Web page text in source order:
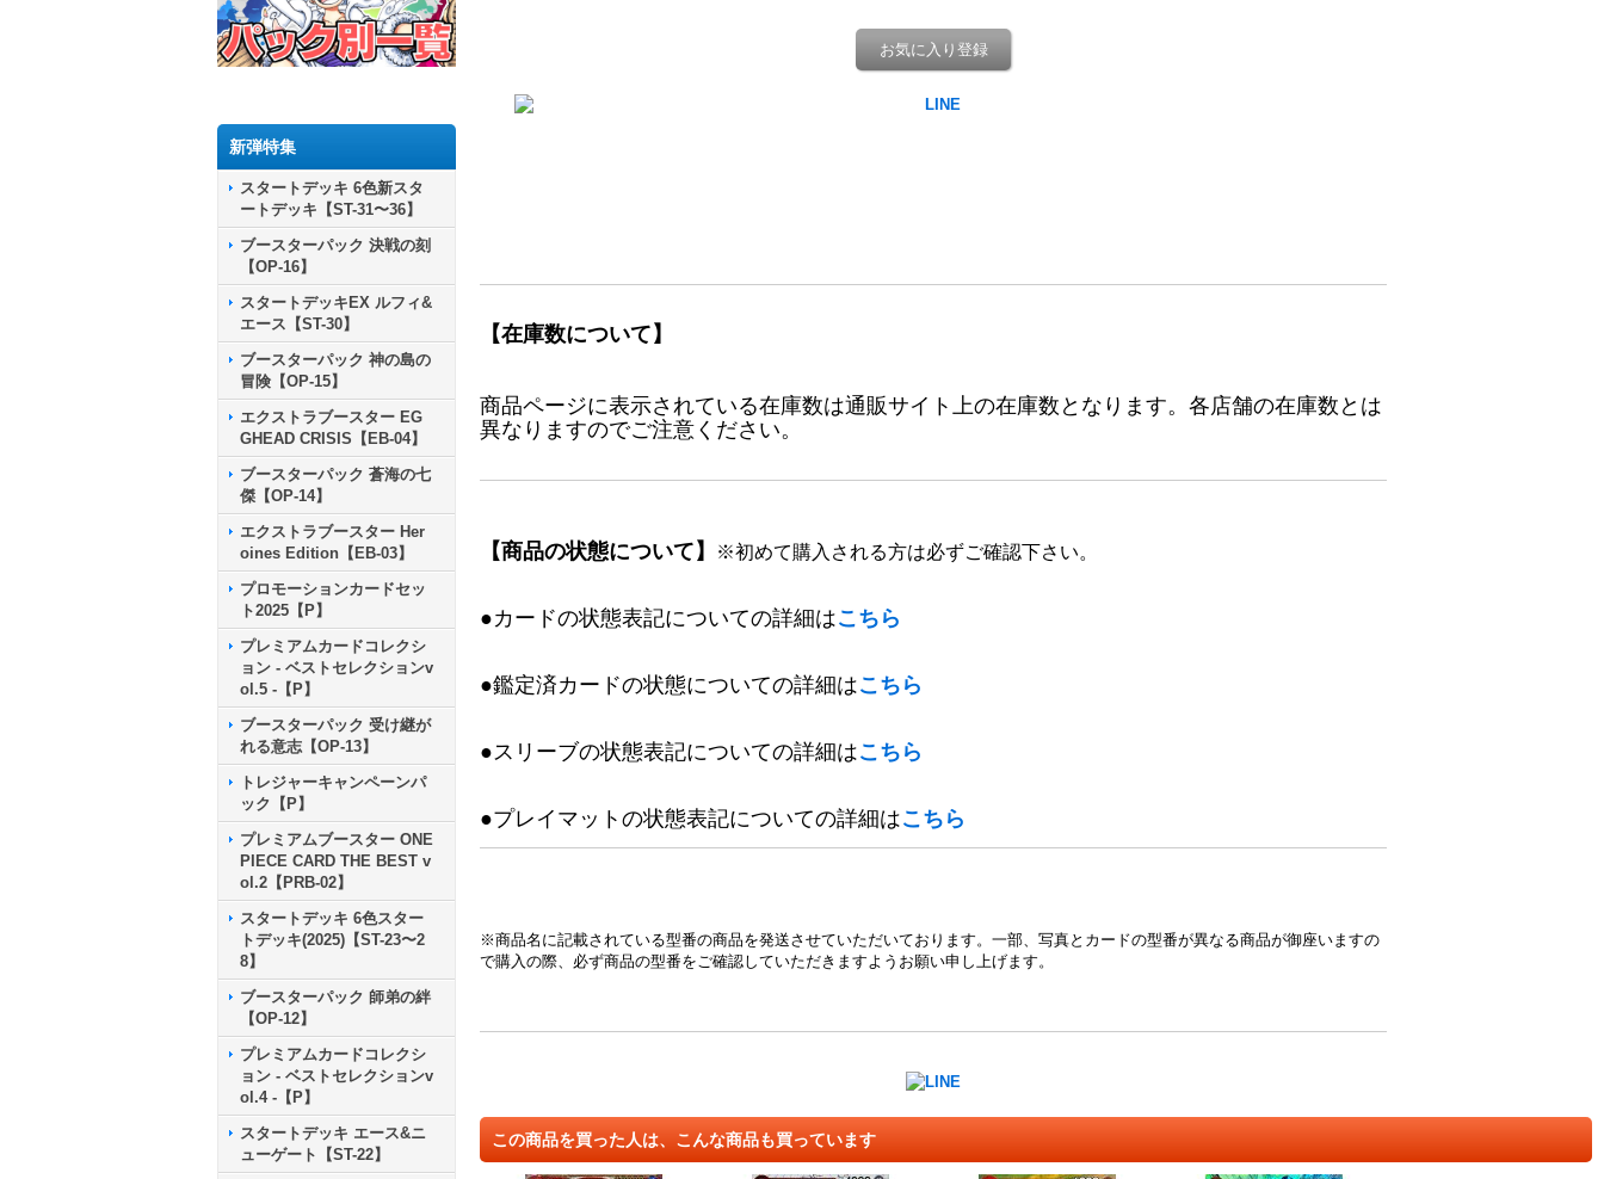
新弾特集
スタートデッキ 6色新スタ
ートデッキ【ST-31〜36】
ブースターパック 決戦の刻
【OP-16】
スタートデッキEX ルフィ&
エース【ST-30】
ブースターパック 神の島の
冒険【OP-15】
エクストラブースター EG
GHEAD CRISIS【EB-04】
ブースターパック 蒼海の七
傑【OP-14】
エクストラブースター Her
oines Edition【EB-03】
プロモーションカードセッ
ト2025【P】
プレミアムカードコレクシ
ョン - ベストセレクションv
ol.5 -【P】
ブースターパック 受け継が
れる意志【OP-13】
トレジャーキャンペーンパ
ック【P】
プレミアムブースター ONE
PIECE CARD THE BEST v
ol.2【PRB-02】
スタートデッキ 6色スター
トデッキ(2025)【ST-23〜2
8】
ブースターパック 師弟の絆
【OP-12】
プレミアムカードコレクシ
ョン - ベストセレクションv
ol.4 -【P】
スタートデッキ エース&ニ
ューゲート【ST-22】
お気に入り登録
【在庫数について】
商品ページに表示されている在庫数は通販サイト上の在庫数となります。各店舗の在庫数とは
異なりますのでご注意ください。
【商品の状態について】 ※初めて購入される方は必ずご確認下さい。
●カードの状態表記についての詳細はこちら
●鑑定済カードの状態についての詳細はこちら
●スリーブの状態表記についての詳細はこちら
●プレイマットの状態表記についての詳細はこちら
※商品名に記載されている型番の商品を発送させていただいております。一部、写真とカードの型番が異なる商品が御座いますの
で購入の際、必ず商品の型番をご確認していただきますようお願い申し上げます。
この商品を買った人は、こんな商品も買っています